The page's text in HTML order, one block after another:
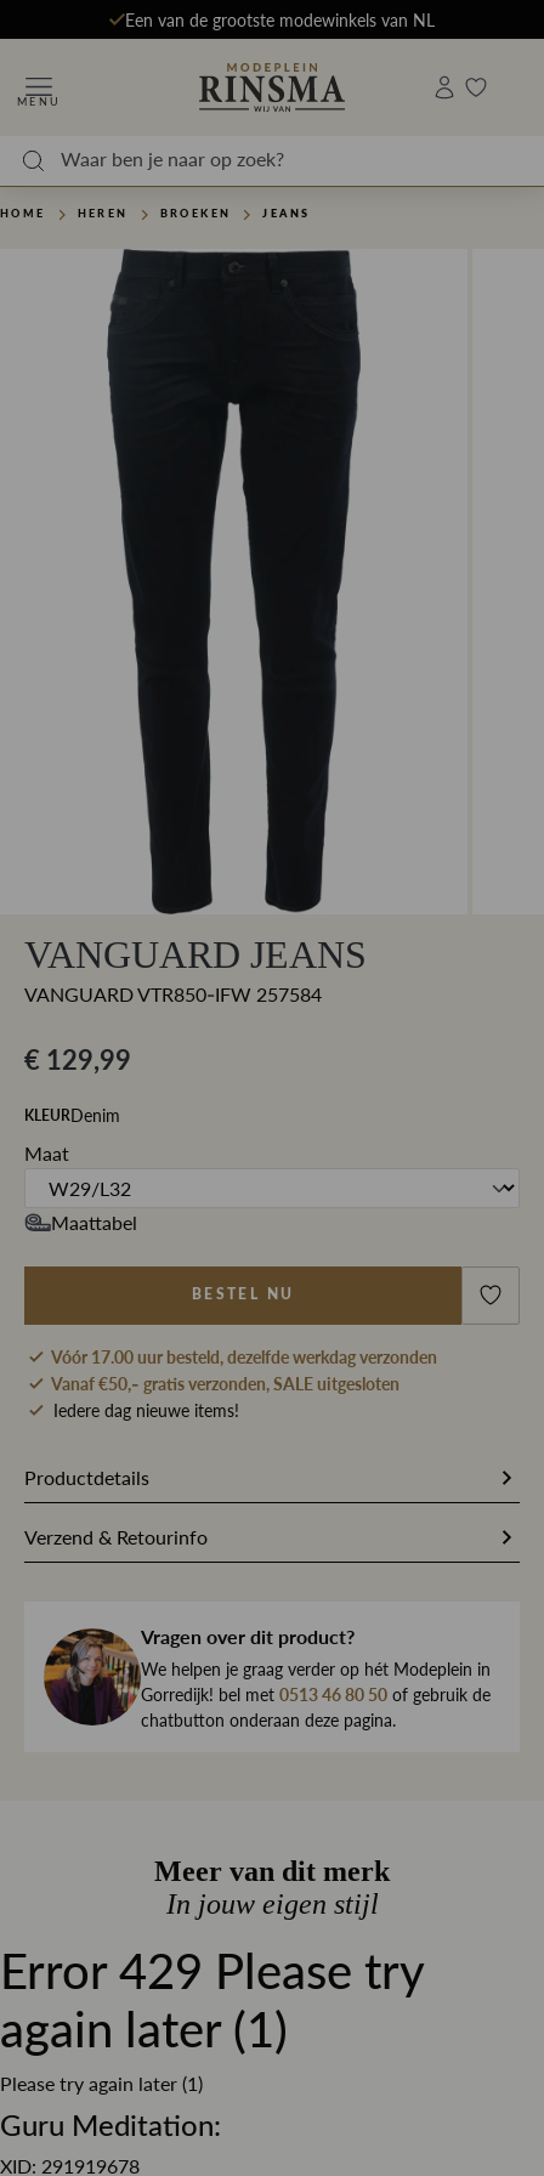
Een van de grootste modewinkels van NL
MENU
HOME HEREN BROEKEN JEANS
VANGUARD JEANS
VANGUARD VTR850-IFW 257584
€ 129,99
KLEURDenim
Maat
Maattabel
BESTEL NU
Vóór 17.00 uur besteld, dezelfde werkdag verzonden
Vanaf €50,- gratis verzonden, SALE uitgesloten
Iedere dag nieuwe items!
Productdetails
Stofsamenstelling
55% Katoen / 9% Polyester / 9%
Kleur
Denim
Dessin
Effen
Pasvorm
Slim fit
Verzend & Retourinfo
haar direct naar je toe.
We begrijpen maar al te goed dat het kan gebeuren dat
een item toch niet helemaal naar wens is. Daarom ben je
altijd welkom om ieder artikel eerst te passen op ons
de winkel is dat altijd gratis. Lees hier meer over ruilen en
Lees meer over bezorgen, ruilen en retourneren
Vragen over dit product?
We helpen je graag verder op hét Modeplein in
Gorredijk! bel met 0513 46 80 50 of gebruik de
chatbutton onderaan deze pagina.
Meer van dit merk
In jouw eigen stijl
Error 429 Please try
again later (1)
Please try again later (1)
Guru Meditation:
XID: 291919678